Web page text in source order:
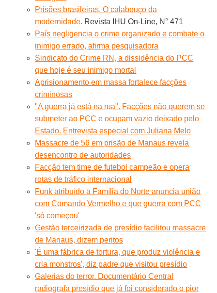
Prisões brasileiras. O calabouço da
modernidade. Revista IHU On-Line, N° 471
País negligencia o crime organizado e combate o
inimigo errado, afirma pesquisadora
Sindicato do Crime RN, a dissidência do PCC
que hoje é seu inimigo mortal
Aprisionamento em massa fortalece facções
criminosas
"A guerra já está na rua". Facções não querem se
submeter ao PCC e ocupam vazio deixado pelo
Estado. Entrevista especial com Juliana Melo
Massacre de 56 em prisão de Manaus revela
desencontro de autoridades
Facção tem time de futebol campeão e opera
rotas de tráfico internacional
Funk atribuído a Família do Norte anuncia união
com Comando Vermelho e que guerra com PCC
'só começou'
Gestão terceirizada de presídio facilitou massacre
de Manaus, dizem peritos
'É uma fábrica de tortura, que produz violência e
cria monstros', diz padre que visitou presídio
Galerias do terror. Documentário Central
radiografa presídio que já foi considerado o pior